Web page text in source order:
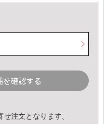
確認する
注文となります。